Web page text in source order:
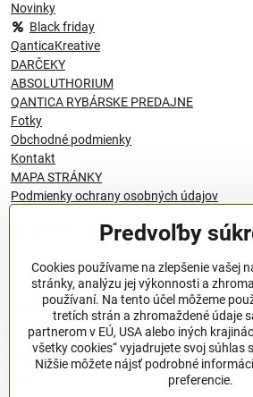
Novinky
Black friday
QanticaKreative
DARČEKY
ABSOLUTHORIUM
QANTICA RYBÁRSKE PREDAJNE
Fotky
Obchodné podmienky
Kontakt
MAPA STRÁNKY
Podmienky ochrany osobných údajov
© 1996 - 2024 QANTICA
Podmienky ochrany osobných údajov
OBCHODNÉ PODMIENKY
Všeobecné nariadenie o bezpečnosti
Predvoľby
Cookies používame na zlepšenie vašej
stránky, analýzu jej výkonnosti a
používaní. Na tento účel môžeme
tretích strán a zhromaždené údaje
partnerom v EÚ, USA alebo iných
všetky cookies“ vyjadrujete svoj súhlas
Nižšie môžete nájsť podrobné
preferencie.